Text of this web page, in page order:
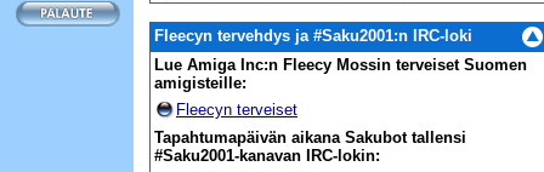
Fleecyn tervehdys ja #Saku2001:n IRC-loki
Lue Amiga Inc:n Fleecy Mossin terveiset Suomen
amigisteille:
Fleecyn terveiset
Tapahtumapäivän aikana Sakubot tallensi
#Saku2001-kanavan IRC-lokin: